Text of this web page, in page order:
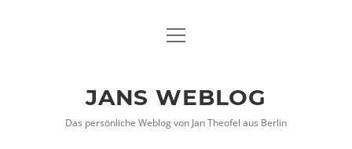
DATENSCHUTZHINWEISE
twitterfacebook
xing
Menü
JANS WEBLOG
Das persönliche Weblog von Jan Theofel aus Berlin